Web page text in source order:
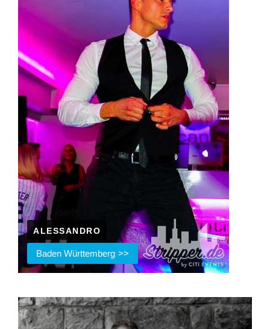
ALESSANDRO
Baden Württemberg